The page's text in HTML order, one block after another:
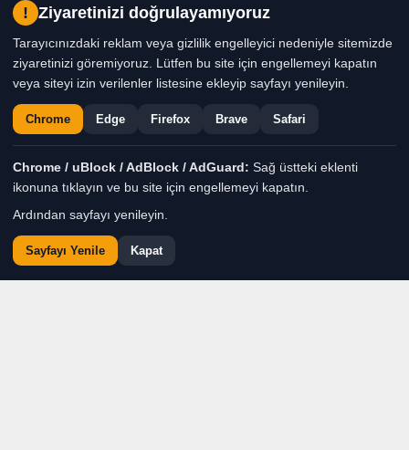
hazırlıkları tamamlanan Tıbbi Aromatik
Anaç Bahçesi’ni ziyaret eden Başkan
Denizli, sürdürülebilir üretim ve yerel
üretici desteğinin önemine dikkat çekti
Haber Moderatörü TÜM YAZILARI
Giriş: 07-08-2026 16:27 Genel Gündem
! Ziyaretinizi doğrulayamıyoruz
Tarayıcınızdaki reklam veya gizlilik engelleyici nedeniyle sitemizde
ziyaretinizi göremiyoruz. Lütfen bu site için engellemeyi kapatın
veya siteyi izin verilenler listesine ekleyip sayfayı yenileyin.
Chrome Edge Firefox Brave Safari
Chrome / uBlock / AdBlock / AdGuard: Sağ üstteki eklenti
ikonuna tıklayın ve bu site için engellemeyi kapatın.
Ardından sayfayı yenileyin.
Sayfayı Yenile Kapat